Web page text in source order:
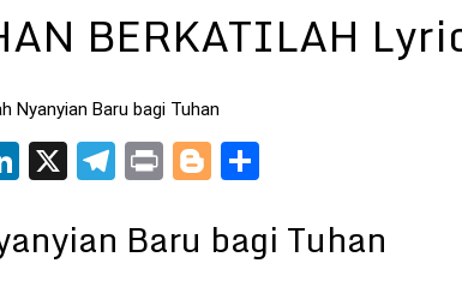
BERKATILAH
Nyanyian Baru bagi Tuhan
LinkedIn
X Telegram
PrintBlogger
Baru bagi Tuhan